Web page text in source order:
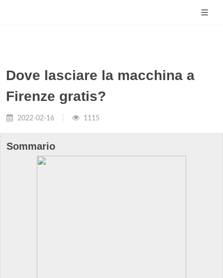
Dove lasciare la macchina a
Firenze gratis?
2022-02-16 1115
Sommario